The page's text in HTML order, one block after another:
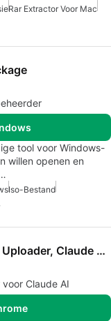
Rar Extractor Voor Mac
tool voor Windows-
willen openen en
Iso-Bestand
Devizip - Anthropic Zip File Uploader, Claude 4 Sonnet Dev Tool
Claude AI